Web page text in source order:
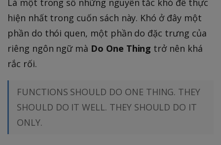
Là một trong số những nguyên tắc khó để thực
hiện nhất trong cuốn sách này. Khó ở đây một
phần do thói quen, một phần do đặc trưng của
riêng ngôn ngữ mà Do One Thing trở nên khá
rắc rối.
FUNCTIONS SHOULD DO ONE THING. THEY
SHOULD DO IT WELL. THEY SHOULD DO IT
ONLY.